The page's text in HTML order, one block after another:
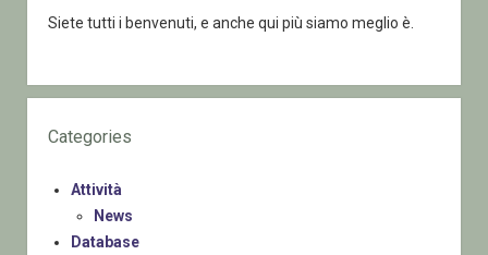
Siete tutti i benvenuti, e anche qui più siamo meglio è.
Categories
Attività
News
Database